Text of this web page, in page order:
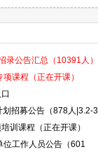
公告汇总（10391人）
课程（正在开课）
划招募公告（878人|3.2-
训课程（正在开课）
工作人员公告（601